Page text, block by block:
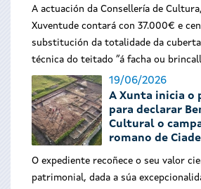
A actuación da Consellería de
Xuventude contará con 37.000€ e
substitución da totalidade da
técnica do teitado “á facha ou
19/06/2026
A Xunta inicia o
para declarar
Cultural o
romano de
O expediente recoñece o seu valor
patrimonial, dada a súa